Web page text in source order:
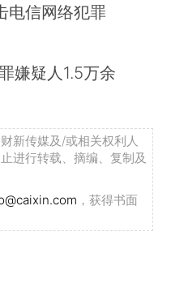
电信网络犯罪
嫌疑人1.5万余
新传媒及/或相关权利人
进行转载、摘编、复制及
，获得书面